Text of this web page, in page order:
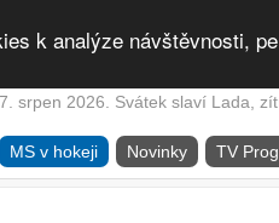
k analýze návštěvnosti,
7. srpen 2026. Svátek slaví Lada,
MS v hokeji Novinky TV